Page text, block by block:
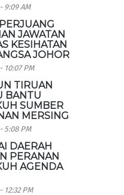
9:09 AM
JAWATAN
KESIHATAN
JOHOR
10:07 PM
TIRUAN
BANTU
SUMBER
MERSING
5:08 PM
DAERAH
PERANAN
AGENDA
12:32 PM